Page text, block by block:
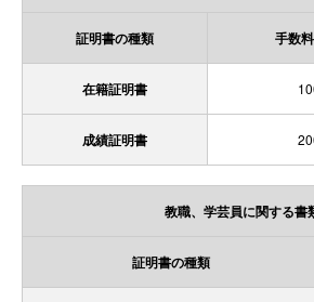
証明書の種類 手数
在籍証明書
成績証明書
教職、学芸員に関する書
証明書の種類